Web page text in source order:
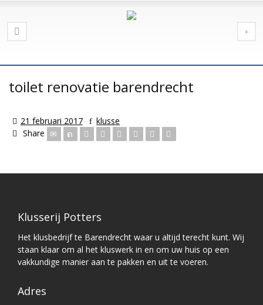
toilet renovatie barendrecht
21 februari 2017
klusse
Share
Klusserij Potters
Het klusbedrijf te Barendrecht waar u altijd terecht kunt. Wij
staan klaar om al het kluswerk in en om uw huis op een
vakkundige manier aan te pakken en uit te voeren.
Adres